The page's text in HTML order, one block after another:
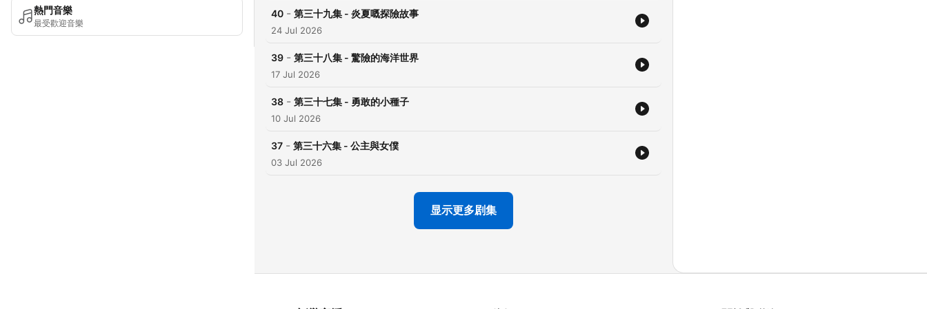
熱門音樂
最受歡迎音樂
40 - 第三十九集 - 炎夏嘅探險故事
24 Jul 2026
39 - 第三十八集 - 驚險的海洋世界
17 Jul 2026
38 - 第三十七集 - 勇敢的小種子
10 Jul 2026
37 - 第三十六集 - 公主與女僕
03 Jul 2026
显示更多剧集